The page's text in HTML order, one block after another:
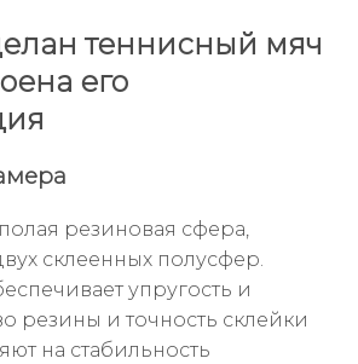
теннисный мяч
его
резиновая сфера,
склеенных полусфер.
упругость и
резины и точность склейки
на стабильность